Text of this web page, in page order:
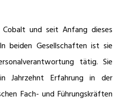
und seit Anfang dieses
beiden Gesellschaften ist sie
tätig. Sie
Jahrzehnt Erfahrung in der
Fach- und Führungskräften